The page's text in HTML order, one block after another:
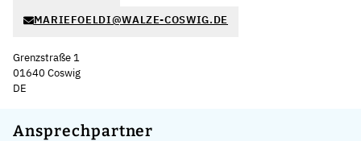
MARIEFOELDI@WALZE-COSWIG.DE
Grenzstraße 1
01640 Coswig
DE
+
Ansprechpartner